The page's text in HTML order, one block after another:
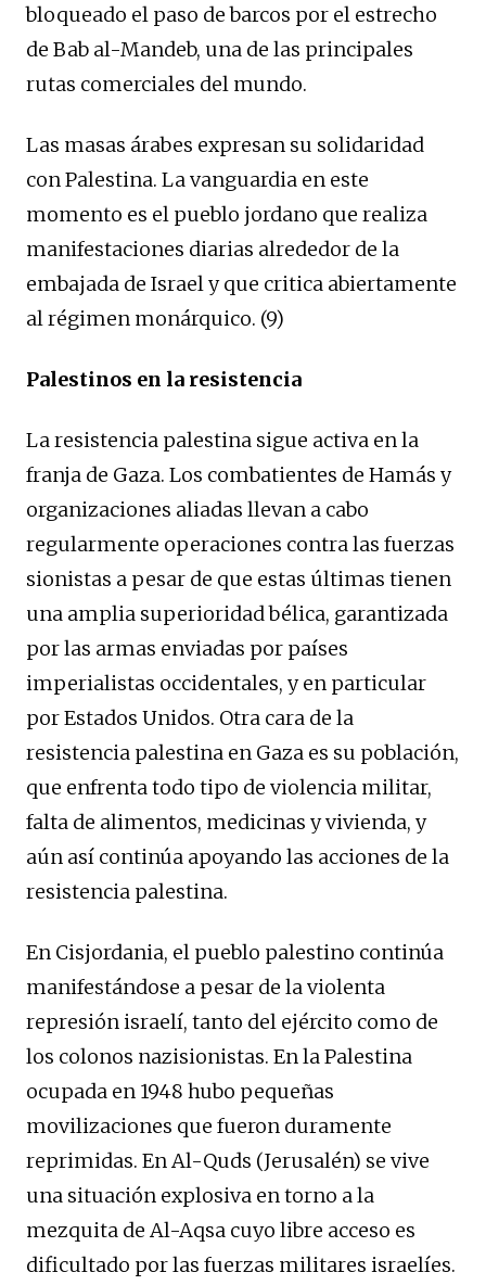
bloqueado el paso de barcos por el estrecho
de Bab al-Mandeb, una de las principales
rutas comerciales del mundo.
Las masas árabes expresan su solidaridad
con Palestina. La vanguardia en este
momento es el pueblo jordano que realiza
manifestaciones diarias alrededor de la
embajada de Israel y que critica abiertamente
al régimen monárquico. (9)
Palestinos en la resistencia
La resistencia palestina sigue activa en la
franja de Gaza. Los combatientes de Hamás y
organizaciones aliadas llevan a cabo
regularmente operaciones contra las fuerzas
sionistas a pesar de que estas últimas tienen
una amplia superioridad bélica, garantizada
por las armas enviadas por países
imperialistas occidentales, y en particular
por Estados Unidos. Otra cara de la
resistencia palestina en Gaza es su población,
que enfrenta todo tipo de violencia militar,
falta de alimentos, medicinas y vivienda, y
aún así continúa apoyando las acciones de la
resistencia palestina.
En Cisjordania, el pueblo palestino continúa
manifestándose a pesar de la violenta
represión israelí, tanto del ejército como de
los colonos nazisionistas. En la Palestina
ocupada en 1948 hubo pequeñas
movilizaciones que fueron duramente
reprimidas. En Al-Quds (Jerusalén) se vive
una situación explosiva en torno a la
mezquita de Al-Aqsa cuyo libre acceso es
dificultado por las fuerzas militares israelíes.